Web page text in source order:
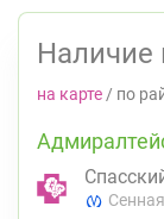
Наличие
на карте / по